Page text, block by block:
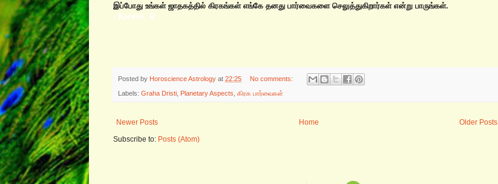
இப்போது உங்கள் ஜாதகத்தில் கிரகங்கள் எங்கே தனது பார்வைகளை செலுத்துகிறார்கள் என்று பாருங்கள்.
- Karthik. R
Posted by Horoscience Astrology at 22:25 No comments:
Labels: Graha Dristi Planetary Aspects கிரக பார்வைகள்
Newer Posts Older Posts
Home
Subscribe to: Posts (Atom)